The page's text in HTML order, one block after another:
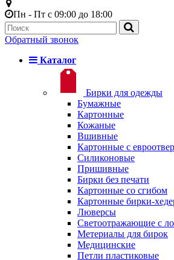
Пн - Пт с 09:00 до 18:00
Обратный звонок
Каталог
Бирки для одежды
Бумажные
Картонные
Кожаные
Вшивные
Картонные с
Силиконовые
Пришивные
Бирки без печати
Картонные со сгибом
Картонные бирки-
Люверсы
Светоотражающие с
Метериалы для бирок
Медицинские
Петли пластиковые